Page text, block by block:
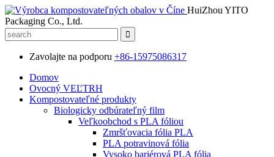
HuiZhou YITO
Packaging Co., Ltd.
Zavolajte na podporu +86-15975086317
Domov
Ovocný VEĽTRH
Kompostovateľné produkty
Biologicky odbúrateľný film
Veľkoobchod s PLA fóliou
Zmršťovacia fólia PLA
PLA potravinová fólia
Vysoko bariérová PLA fólia